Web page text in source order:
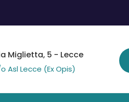
Miglietta, 5 - Lecce
Asl Lecce (Ex Opis)